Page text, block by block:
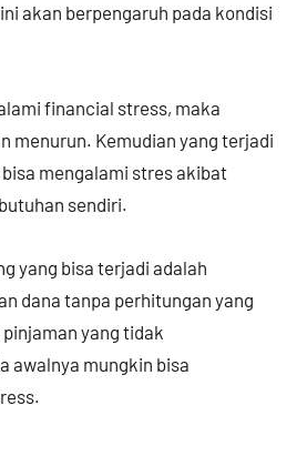
akan berpengaruh pada kondisi
financial stress, maka
menurun. Kemudian yang terjadi
mengalami stres akibat
sendiri.
yang bisa terjadi adalah
dana tanpa perhitungan yang
yang tidak
awalnya mungkin bisa